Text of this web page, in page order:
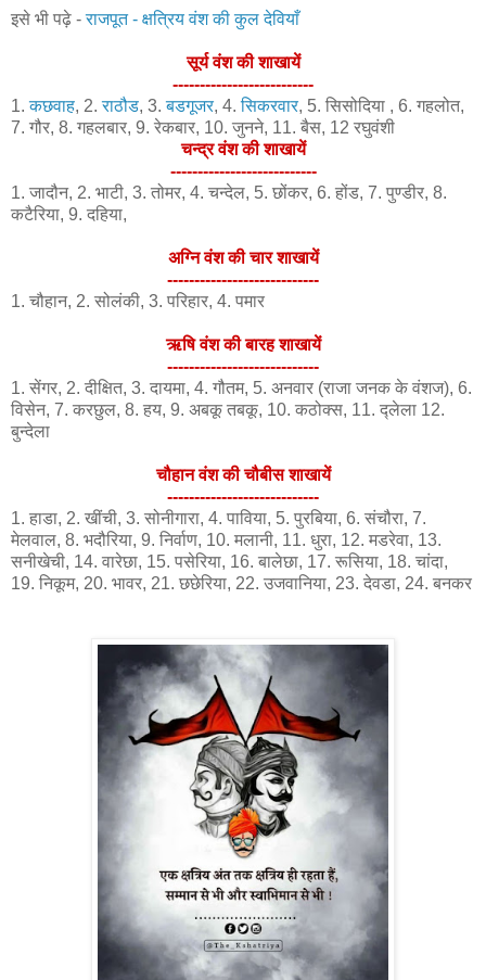
इसे भी पढ़े -राजपूत - क्षत्रिय वंश की कुल देवियाँ
सूर्य वंश की शाखायें
--------------------------
1.कछवाह, 2.राठौड, 3.बडगूजर, 4.सिकरवार, 5. सिसोदिया , 6. गहलोत,
7. गौर, 8. गहलबार, 9. रेकबार, 10. जुनने, 11. बैस, 12 रघुवंशी
चन्द्र वंश की शाखायें
---------------------------
1. जादौन, 2. भाटी, 3. तोमर, 4. चन्देल, 5. छोंकर, 6. होंड, 7. पुण्डीर, 8.
कटैरिया, 9. दहिया,
अग्नि वंश की चार शाखायें
----------------------------
1. चौहान, 2. सोलंकी, 3. परिहार, 4. पमार
ऋषि वंश की बारह शाखायें
----------------------------
1. सेंगर, 2. दीक्षित, 3. दायमा, 4. गौतम, 5. अनवार (राजा जनक के वंशज), 6.
विसेन, 7. करछुल, 8. हय, 9. अबकू तबकू, 10. कठोक्स, 11. द्लेला 12.
बुन्देला
चौहान वंश की चौबीस शाखायें
----------------------------
1. हाडा, 2. खींची, 3. सोनीगारा, 4. पाविया, 5. पुरबिया, 6. संचौरा, 7.
मेलवाल, 8. भदौरिया, 9. निर्वाण, 10. मलानी, 11. धुरा, 12. मडरेवा, 13.
सनीखेची, 14. वारेछा, 15. पसेरिया, 16. बालेछा, 17. रूसिया, 18. चांदा,
19. निकूम, 20. भावर, 21. छछेरिया, 22. उजवानिया, 23. देवडा, 24. बनकर